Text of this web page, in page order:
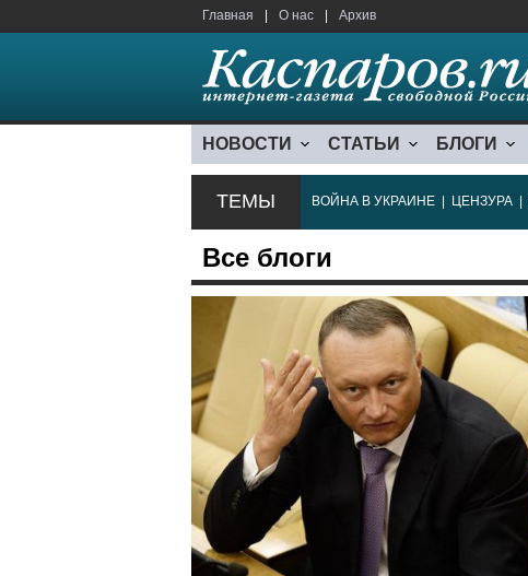
Главная О нас Архив
НОВОСТИ СТАТЬИ БЛОГИ
ТЕМЫ ВОЙНА В УКРАИНЕ ЦЕНЗУРА
Все блоги